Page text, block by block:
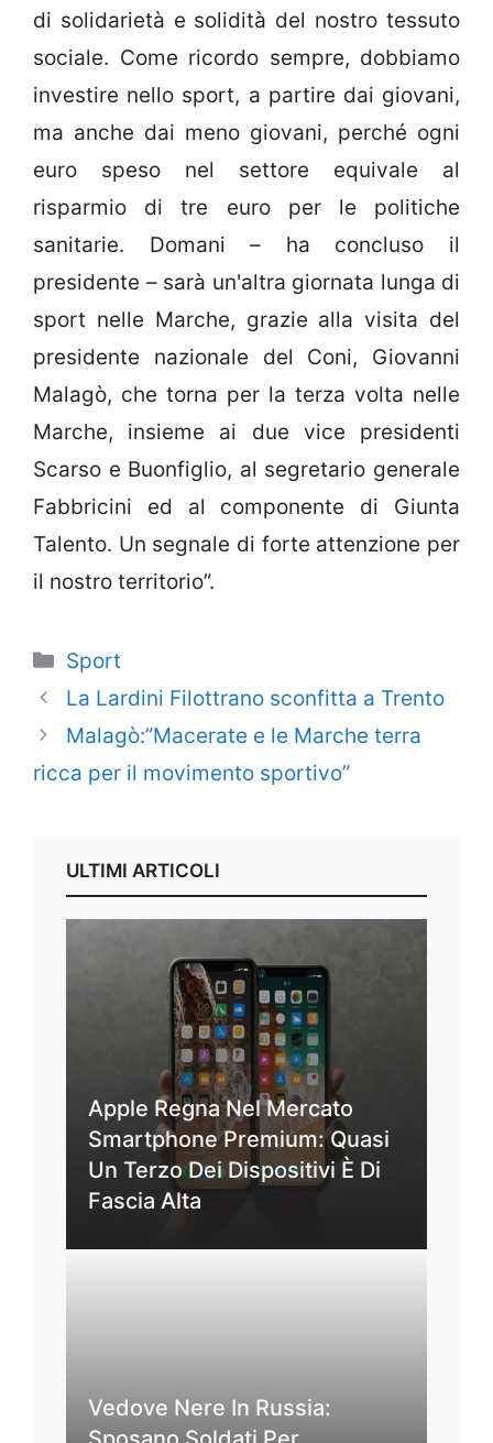
di solidarietà e solidità del nostro tessuto
sociale. Come ricordo sempre, dobbiamo
investire nello sport, a partire dai giovani,
ma anche dai meno giovani, perché ogni
euro speso nel settore equivale al
risparmio di tre euro per le politiche
sanitarie. Domani – ha concluso il
presidente – sarà un'altra giornata lunga di
sport nelle Marche, grazie alla visita del
presidente nazionale del Coni, Giovanni
Malagò, che torna per la terza volta nelle
Marche, insieme ai due vice presidenti
Scarso e Buonfiglio, al segretario generale
Fabbricini ed al componente di Giunta
Talento. Un segnale di forte attenzione per
il nostro territorio”.
Categorie
Sport
La Lardini Filottrano sconfitta a Trento
Malagò:”Macerate e le Marche terra
ricca per il movimento sportivo”
ULTIMI ARTICOLI
Apple Regna Nel Mercato
Smartphone Premium: Quasi
Un Terzo Dei Dispositivi È Di
Fascia Alta
Vedove Nere In Russia: